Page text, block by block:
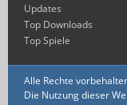
Updates
Top Downloads
Top Spiele
Alle Rechte
Die Nutzung dieser